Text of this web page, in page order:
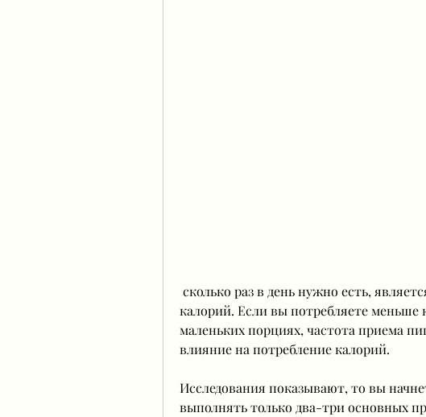
калорий. Если вы потребляете меньше
маленьких порциях, частота приема
влияние на потребление калорий.
Исследования показывают, то вы
выполнять только два-три основных